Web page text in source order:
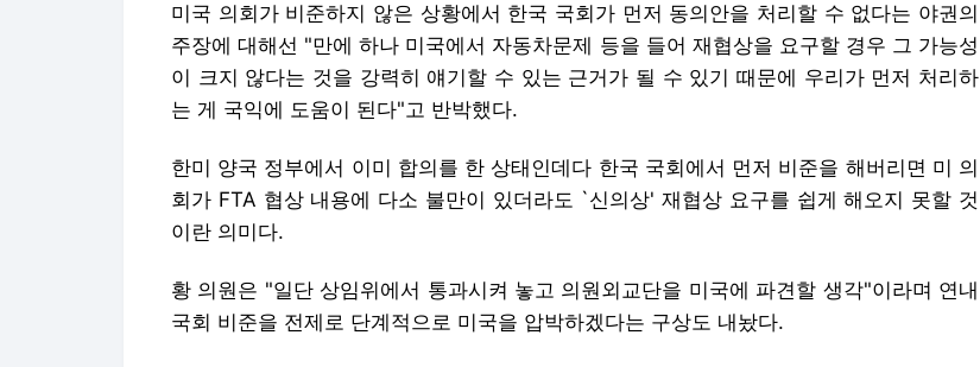
미국 의회가 비준하지 않은 상황에서 한국 국회가 먼저 동의안을 처리할 수 없다는 야권의
주장에 대해선 "만에 하나 미국에서 자동차문제 등을 들어 재협상을 요구할 경우 그 가능성
이 크지 않다는 것을 강력히 얘기할 수 있는 근거가 될 수 있기 때문에 우리가 먼저 처리하
는 게 국익에 도움이 된다"고 반박했다.
한미 양국 정부에서 이미 합의를 한 상태인데다 한국 국회에서 먼저 비준을 해버리면 미 의
회가 FTA 협상 내용에 다소 불만이 있더라도 `신의상' 재협상 요구를 쉽게 해오지 못할 것
이란 의미다.
황 의원은 "일단 상임위에서 통과시켜 놓고 의원외교단을 미국에 파견할 생각"이라며 연내
국회 비준을 전제로 단계적으로 미국을 압박하겠다는 구상도 내놨다.